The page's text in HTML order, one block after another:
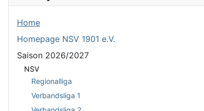
Home
Homepage NSV 1901 e.V.
Saison 2026/2027
NSV
Regionalliga
Verbandsliga 1